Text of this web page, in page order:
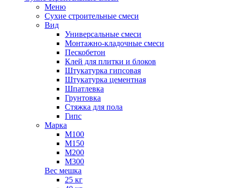
Меню
Сухие строительные смеси
Вид
Универсальные смеси
Монтажно-кладочные смеси
Пескобетон
Клей для плитки и блоков
Штукатурка гипсовая
Штукатурка цементная
Шпатлевка
Грунтовка
Стяжка для пола
Гипс
Марка
М100
М150
М200
М300
Вес мешка
25 кг